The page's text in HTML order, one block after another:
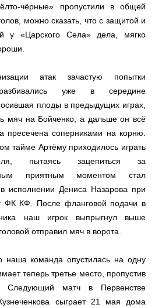
чёрные» пропустили в общей
можно сказать, что с защитой и
у «Царского Села» дела, мягко
атак зачастую попытки
разбивались уже в середине
плоды в предыдущих играх,
мяч на Бойченко, а дальше он всё
пресечена соперниками на корню.
тайме Артёму приходилось играть
пытаясь зацепиться за
приятным моментом стал
исполнении Дениса Назарова при
ФК КФ. После фланговой подачи в
наш игрок выпрыгнул выше
отправил мяч в ворота.
наша команда опустилась на одну
теперь третье место, пропустив
Следующий матч в Первенстве
сыграет 21 мая дома